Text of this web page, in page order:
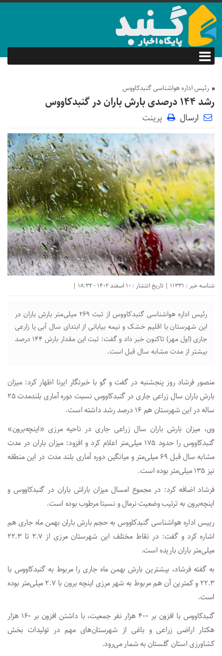
رئیس اداره هواشناسی گنبدکاووس
رشد ۱۴۴ درصدی بارش باران در گنبدکاووس
ارسال پرینت
شناسه خبر : 11331 | تاریخ انتشار : 10 اسفند 1402 - 18:32 |
رئیس اداره هواشناسی گنبدکاووس از ثبت ۲۶۹ میلی‌متر بارش باران در
این شهرستان با اقلیم خشک و نیمه بیابانی از ابتدای سال آبی یا زارعی
جاری (اول مهر) تاکنون خبر داد و گفت: ثبت این مقدار بارش ۱۴۴ درصد
بیشتر از مدت مشابه سال قبل است.
منصور فرشاد روز پنجشنبه در گفت و گو با خبرنگار ایرنا اظهار کرد: میزان
بارش باران سال زراعی جاری در گنبدکاووس نسبت دوره آماری بلندمدت ۲۵
ساله در این شهرستان هم ۱۶ درصد رشد داشته است.
وی، میزان بارش باران سال زراعی جاری در ناحیه مرزی «اینچه‌برون»
گنبدکاووس را حدود ۱۷۵ میلی‌متر اعلام کرد و افزود: میزان باران در مدت
مشابه سال قبل ۶۹ میلی‌متر و میانگین دوره آماری بلند مدت در این منطقه
نیز ۱۳۵ میلی‌متر بوده است.
فرشاد اضافه کرد: در مجموع امسال میزان باراش باران در گنبدکاووس و
اینچه‌برون به ترتیب وضعیت نرمال و نسبتا مرطوب بوده است.
رییس اداره هواشناسی گنبدکاووس به حجم بارش باران بهمن ماه جاری هم
اشاره کرد و گفت: در نقاط مختلف این شهرستان مرزی از ۲.۷ تا ۲۲.۳
میلی‌متر باران باریده است.
به گفته فرشاد، بیشترین بارش بهمن ماه جاری را مربوط به گنبدکاووس با
۲۲.۳ و کمترین آن هم مربوط به شهر مرزی اینچه برون با ۲.۷ میلی‌متر بوده
است.
گنبدکاووس با افزون بر ۴۰۰ هزار نفر جمعیت، با داشتن افزون بر ۱۶۰ هزار
هکتار اراضی زراعی و باغی از شهرستان‌های مهم در تولیدات بخش
کشاورزی استان گلستان به شمار می‌رود.